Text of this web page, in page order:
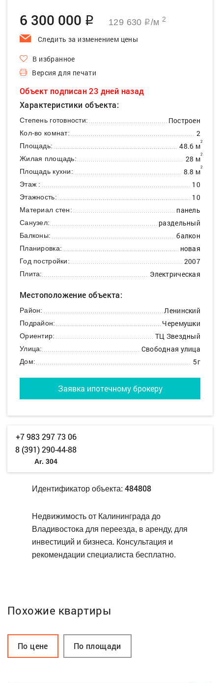
6 300 000 q 129 630 q/м 2
Следить за изменением цены
В избранное
Версия для печати
Объект подписан 23 дней назад
Характеристики объекта:
Степень готовности: Построен
Кол-во комнат: 2
Площадь: 48.6 м2
Жилая площадь: 28 м2
Площадь кухни: 8.8 м2
Этаж : 10
Этажность: 10
Материал стен: панель
Санузел: раздельный
Балконы: балкон
Планировка: новая
Год постройки: 2007
Плита: Электрическая
Местоположение объекта:
Район: Ленинский
Подрайон: Черемушки
Ориентир: ТЦ Звездный
Улица: Свободная улица
Дом: 5г
Заявка ипотечному брокеру
+7 983 297 73 06
8 (391) 290-44-88
Аг. 304
Идентификатор объекта: 484808
Недвижимость от Калининграда до
Владивостока для переезда, в аренду, для
инвестиций и бизнеса. Консультация и
рекомендации специалиста бесплатно.
Похожие квартиры
По цене По площади